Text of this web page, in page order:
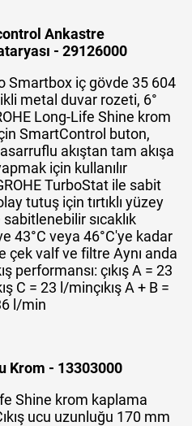
Ankastre
- 29126000
Smartbox iç gövde 35 604
metal duvar rozeti, 6°
Long-Life Shine krom
SmartControl buton,
akıştan tam akışa
için kullanılır
TurboStat ile sabit
tutuş için tırtıklı yüzey
sabitlenebilir sıcaklık
43°C veya 46°C'ye kadar
çek valf ve filtre Aynı anda
performansı: çıkış A = 23
C = 23 l/minçıkış A + B =
l/min
Krom - 13303000
Shine krom kaplama
ucu uzunluğu 170 mm